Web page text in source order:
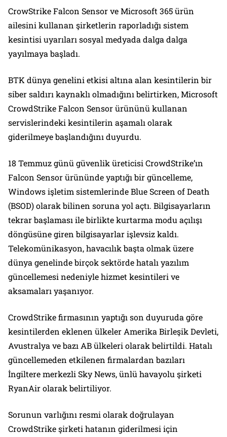
CrowStrike Falcon Sensor ve Microsoft 365 ürün
ailesini kullanan şirketlerin raporladığı sistem
kesintisi uyarıları sosyal medyada dalga dalga
yayılmaya başladı.
BTK dünya genelini etkisi altına alan kesintilerin bir
siber saldırı kaynaklı olmadığını belirtirken, Microsoft
CrowdStrike Falcon Sensor ürününü kullanan
servislerindeki kesintilerin aşamalı olarak
giderilmeye başlandığını duyurdu.
18 Temmuz günü güvenlik üreticisi CrowdStrike’ın
Falcon Sensor ürününde yaptığı bir güncelleme,
Windows işletim sistemlerinde Blue Screen of Death
(BSOD) olarak bilinen soruna yol açtı. Bilgisayarların
tekrar başlaması ile birlikte kurtarma modu açılışı
döngüsüne giren bilgisayarlar işlevsiz kaldı.
Telekomünikasyon, havacılık başta olmak üzere
dünya genelinde birçok sektörde hatalı yazılım
güncellemesi nedeniyle hizmet kesintileri ve
aksamaları yaşanıyor.
CrowdStrike firmasının yaptığı son duyuruda göre
kesintilerden eklenen ülkeler Amerika Birleşik Devleti,
Avustralya ve bazı AB ülkeleri olarak belirtildi. Hatalı
güncellemeden etkilenen firmalardan bazıları
İngiltere merkezli Sky News, ünlü havayolu şirketi
RyanAir olarak belirtiliyor.
Sorunun varlığını resmi olarak doğrulayan
CrowdStrike şirketi hatanın giderilmesi için